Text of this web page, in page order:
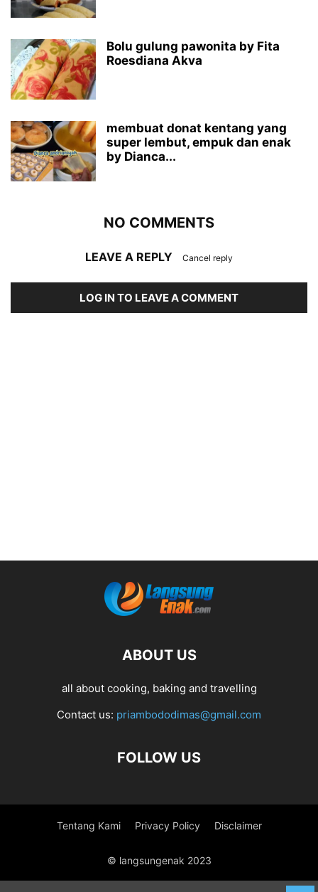
Bolu gulung pawonita by Fita
Roesdiana Akva
membuat donat kentang yang
super lembut, empuk dan enak
by Dianca...
NO COMMENTS
LEAVE A REPLY Cancel reply
LOG IN TO LEAVE A COMMENT
ABOUT US
all about cooking, baking and travelling
Contact us: priambododimas@gmail.com
FOLLOW US
Tentang Kami Privacy Policy Disclaimer
© langsungenak 2023